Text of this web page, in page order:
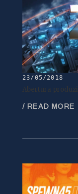
23/05/2018
Abertura
/ READ MORE